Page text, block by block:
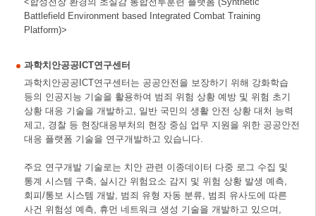
Battlefield Environment based Integrated Combat Training
Platform)>
과학치안공공ICT연구센터
과학치안공공ICT연구센터는 공공안전을 보장하기 위해 강화학습
등의 인공지능 기술을 활용하여 범죄 위험 상황 예방 및 위험 초기
상황 대응 기술을 개발하고, 일반 국민의 생활 안전 상황 대처 능력
제고, 경찰 등 현장대응부처의 현장 중심 업무 지원을 위한 공공안전
대응 플랫폼 기술을 연구개발하고 있습니다.
주요 연구개발 기술로는 치안 관련 이종데이터 다중 로그 수집 및
통계 시스템 구축, 실시간 위험요소 감지 및 위험 상황 발생 예측,
회피/통보 시스템 개발, 범죄 유형 자동 분류, 범죄 유사도에 따른
사건 위험성 예측, 휴먼 네트워크 생성 기술을 개발하고 있으며,